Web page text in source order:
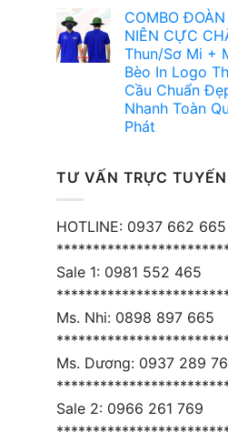
COMBO
NIÊN CỰC
Thun/Sơ Mi +
Bèo In Logo
Cầu Chuẩn
Nhanh Toàn
Phát
TƯ VẤN TRỰC TUYẾN
HOTLINE: 0937 662 665
Sale 1: 0981 552 465
Ms. Nhi: 0898 897 665
Ms. Dương: 0937 289
Sale 2: 0966 261 769